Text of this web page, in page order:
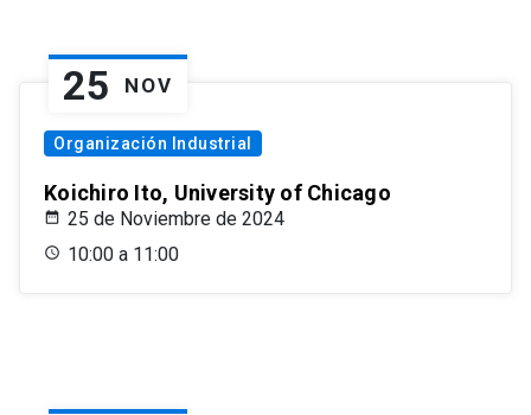
25 NOV
Organización Industrial
Koichiro Ito, University of Chicago
25 de Noviembre de 2024
10:00 a 11:00